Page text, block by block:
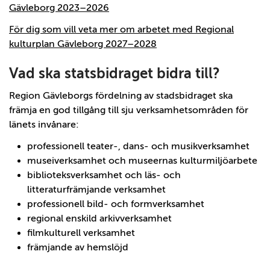
Gävleborg 2023–2026
För dig som vill veta mer om arbetet med Regional
kulturplan Gävleborg 2027–2028
Vad ska statsbidraget bidra till?
Region Gävleborgs fördelning av stadsbidraget ska
främja en god tillgång till sju verksamhetsområden för
länets invånare:
professionell teater-, dans- och musikverksamhet
museiverksamhet och museernas kulturmiljöarbete
biblioteksverksamhet och läs- och
litteraturfrämjande verksamhet
professionell bild- och formverksamhet
regional enskild arkivverksamhet
filmkulturell verksamhet
främjande av hemslöjd